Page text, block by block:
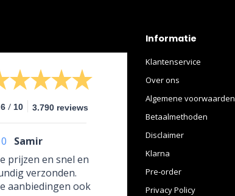
/ 10 3.790 reviews
Samir
prijzen en snel en
verzonden.
aanbiedingen ook
Informatie
Klantenservice
Over ons
Algemene voorwaarden
Betaalmethoden
Disclaimer
Klarna
Pre-order
Privacy Policy